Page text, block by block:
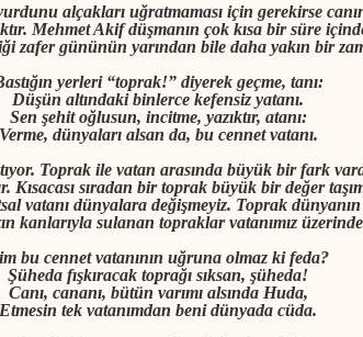
alçakları uğratmaması için gerekirse
Mehmet Akif düşmanın çok kısa bir süre
zafer gününün yarından bile daha yakın bir
yerleri “toprak!” diyerek geçme, tanı:
Düşün altındaki binlerce kefensiz yatanı.
Sen şehit oğlusun, incitme, yazıktır, atanı:
Verme, dünyaları alsan da, bu cennet vatanı.
Toprak ile vatan arasında büyük bir fark
Kısacası sıradan bir toprak büyük bir değer
vatanı dünyalara değişmeyiz. Toprak
kanlarıyla sulanan topraklar vatanımız
bu cennet vatanının uğruna olmaz ki feda?
Şüheda fışkıracak toprağı sıksan, şüheda!
Canı, cananı, bütün varımı alsında Huda,
Etmesin tek vatanımdan beni dünyada cüda.